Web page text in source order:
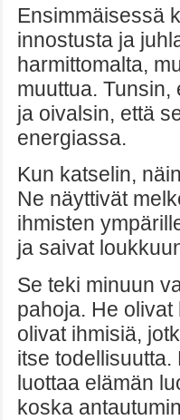
Ensimmäisessä
innostusta ja
harmittomalta,
muuttua.
ja oivalsin, että
energiassa.
Kun katselin,
Ne näyttivät
ihmisten
ja saivat
Se teki minuun
pahoja. He
olivat ihmisiä,
itse
luottaa elämän
koska